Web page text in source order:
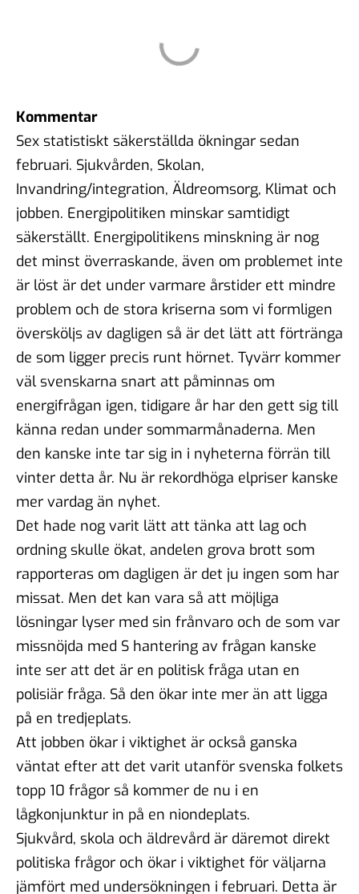
Kommentar
Sex statistiskt säkerställda ökningar sedan
februari. Sjukvården, Skolan,
Invandring/integration, Äldreomsorg, Klimat och
jobben. Energipolitiken minskar samtidigt
säkerställt. Energipolitikens minskning är nog
det minst överraskande, även om problemet inte
är löst är det under varmare årstider ett mindre
problem och de stora kriserna som vi formligen
översköljs av dagligen så är det lätt att förtränga
de som ligger precis runt hörnet. Tyvärr kommer
väl svenskarna snart att påminnas om
energifrågan igen, tidigare år har den gett sig till
känna redan under sommarmånaderna. Men
den kanske inte tar sig in i nyheterna förrän till
vinter detta år. Nu är rekordhöga elpriser kanske
mer vardag än nyhet.
Det hade nog varit lätt att tänka att lag och
ordning skulle ökat, andelen grova brott som
rapporteras om dagligen är det ju ingen som har
missat. Men det kan vara så att möjliga
lösningar lyser med sin frånvaro och de som var
missnöjda med S hantering av frågan kanske
inte ser att det är en politisk fråga utan en
polisiär fråga. Så den ökar inte mer än att ligga
på en tredjeplats.
Att jobben ökar i viktighet är också ganska
väntat efter att det varit utanför svenska folkets
topp 10 frågor så kommer de nu i en
lågkonjunktur in på en niondeplats.
Sjukvård, skola och äldrevård är däremot direkt
politiska frågor och ökar i viktighet för väljarna
jämfört med undersökningen i februari. Detta är